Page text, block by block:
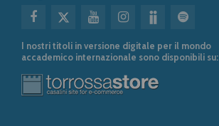
I nostri titoli in versione digitale per il mondo
accademico internazionale sono disponibili su: